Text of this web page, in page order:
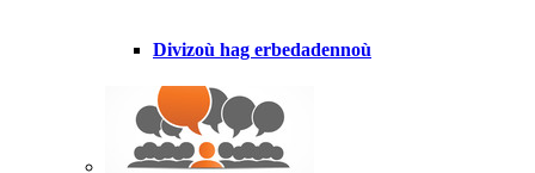
Divizoù hag erbedadennoù